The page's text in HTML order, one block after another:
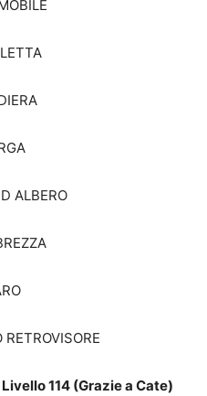
ALBERO
114 (Grazie a Cate)